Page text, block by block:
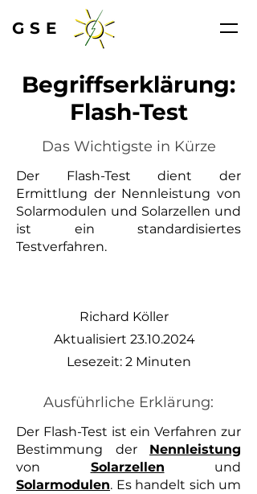
GSE
Begriffserklärung:
Flash-Test
Das Wichtigste in Kürze
Der Flash-Test dient der
Ermittlung der Nennleistung von
Solarmodulen und Solarzellen und
ist ein standardisiertes
Testverfahren.
Richard Köller
Aktualisiert 23.10.2024
Lesezeit: 2 Minuten
Ausführliche Erklärung:
Der Flash-Test ist ein Verfahren zur
Bestimmung der Nennleistung
von Solarzellen und
Solarmodulen. Es handelt sich um